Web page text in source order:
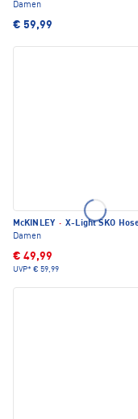
Damen
€ 59,99
McKINLEY · X-Light SKO
Damen
€ 49,99
UVP* € 59,99